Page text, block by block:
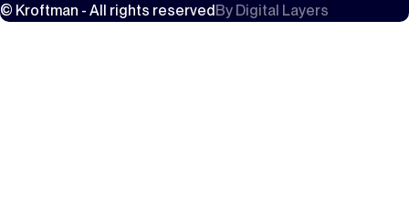
© Kroftman - All rights reservedBy Digital Layers